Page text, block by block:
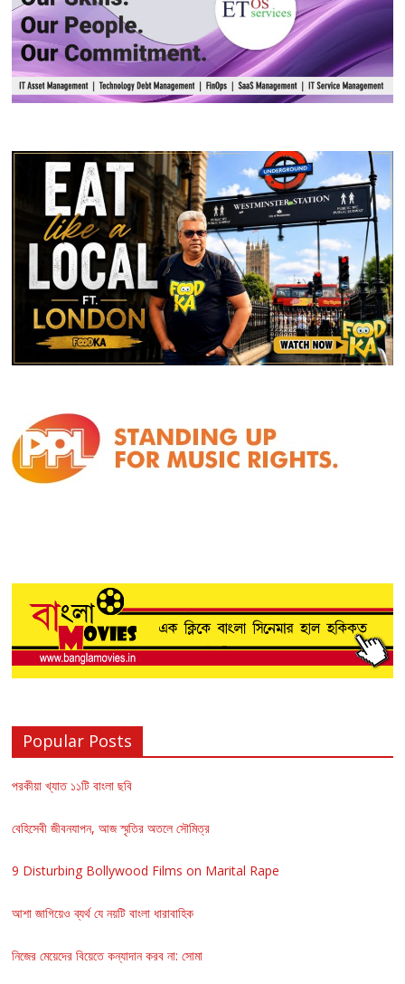
Popular Posts
পরকীয়া খ্যাত ১১টি বাংলা ছবি
বেহিসেবী জীবনযাপন, আজ স্মৃতির অতলে সৌমিত্র
9 Disturbing Bollywood Films on Marital Rape
আশা জাগিয়েও ব্যর্থ যে নয়টি বাংলা ধারাবাহিক
নিজের মেয়েদের বিয়েতে কন্যাদান করব না: সোমা